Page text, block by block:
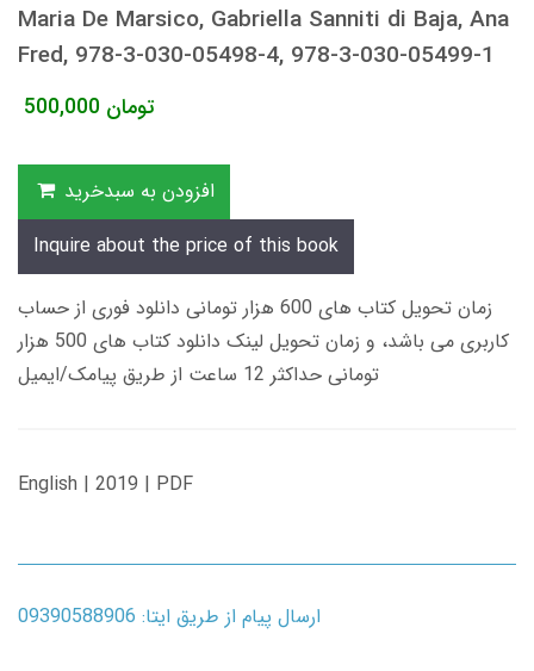
Maria De Marsico, Gabriella Sanniti di Baja, Ana
Fred, 978-3-030-05498-4, 978-3-030-05499-1
500,000 تومان
افزودن به سبدخرید
Inquire about the price of this book
زمان تحویل کتاب های 600 هزار تومانی دانلود فوری از حساب
کاربری می باشد، و زمان تحویل لینک دانلود کتاب های 500 هزار
تومانی حداکثر 12 ساعت از طریق پیامک/ایمیل
English | 2019 | PDF
ارسال پیام از طریق ایتا: 09390588906